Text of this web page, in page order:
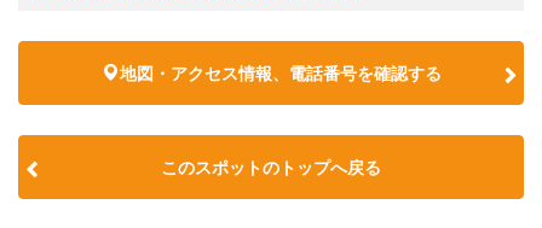
地図・アクセス情報、電話番号を確認する
このスポットのトップへ戻る